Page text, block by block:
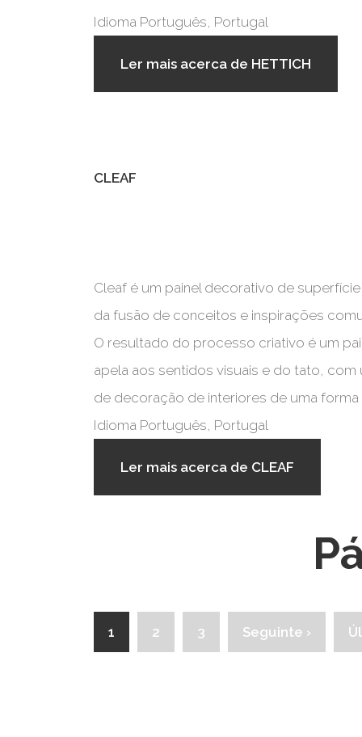
Idioma Português, Portugal
Ler mais acerca de HETTICH
CLEAF
Cleaf é um painel decorativo de
da fusão de conceitos e inspirações
O resultado do processo criativo é um
apela aos sentidos visuais e do tato,
de decoração de interiores de uma
Idioma Português, Portugal
Ler mais acerca de CLEAF
1 2 3 Seguinte ›